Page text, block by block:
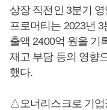
상장 직전인 3분기
프로머티는 2023년
출액 2400억 원을 기
재고 부담 등의 영향
했다.
△오너리스크로 기업